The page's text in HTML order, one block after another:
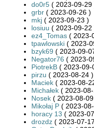
do0r5 ( 2023-09-29
grbr ( 2023-09-26 )
mkj ( 2023-09-23 )
losiuu ( 2023-09-22
ez4_Tomas ( 2023-
tpawlowski ( 2023-
bzyk69 ( 2023-09-
Negator76 ( 2023-
PiotrekB ( 2023-09-
pirzu ( 2023-08-24 )
Maciek ( 2023-08-
Michałek ( 2023-
Nosek ( 2023-08-
Mikołaj P ( 2023-
horacy 13 ( 2023-
drozdz ( 2023-07-